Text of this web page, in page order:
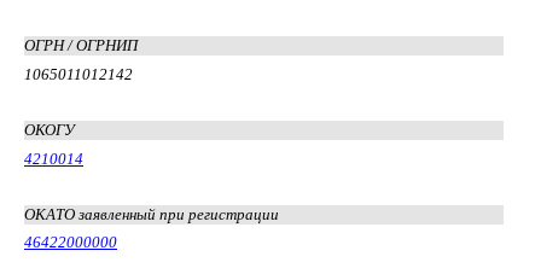
ОГРН / ОГРНИП
1065011012142
ОКОГУ
4210014
ОКАТО заявленный при регистрации
46422000000